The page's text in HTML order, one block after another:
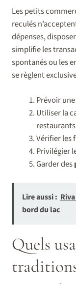
Les petits
reculés
dépenses,
simplifie les
spontanés ou les
se règlent
Prévoir
Utiliser la
Vérifier les
Privilégier
Garder des
Lire aussi :
bord du lac
Quels